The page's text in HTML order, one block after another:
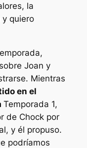
la
y quiero
Joan y
Mientras
en el
Temporada 1,
de Chock por
y él propuso.
podríamos